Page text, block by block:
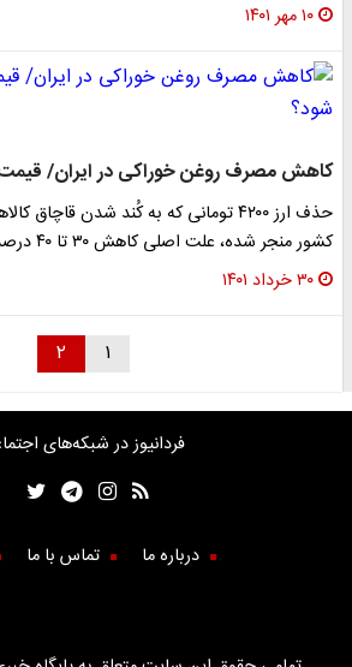
۱۰ مهر ۱۴۰۱
کاهش مصرف روغن خوراکی در ایران/
حذف ارز ۴۲۰۰ تومانی که به کُند شدن
کشور منجر شده، علت اصلی کاهش ۳۰ تا ۴۰ درصدی مصرف…
۳۰ خرداد ۱۴۰۱
۱ ۲
فردانیوز در شبکه‌های
درباره ما تماس با ما